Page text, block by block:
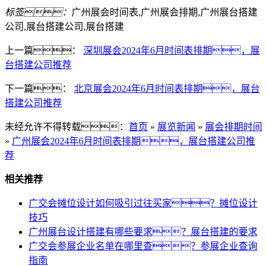
标签： 广州展会时间表,广州展会排期,广州展台搭建
公司,展台搭建公司,展台搭建
上一篇： 深圳展会2024年6月时间表排期，展
台搭建公司推荐
下一篇： 北京展会2024年6月时间表排期，展台
搭建公司推荐
未经允许不得转载： 首页 » 展览新闻 » 展会排期时间
» 广州展会2024年6月时间表排期，展台搭建公司推
荐
相关推荐
广交会摊位设计如何吸引过往买家？摊位设计
技巧
广州展台设计搭建有哪些要求？展台搭建的要求
广交会参展企业名单在哪里查？参展企业查询
指南